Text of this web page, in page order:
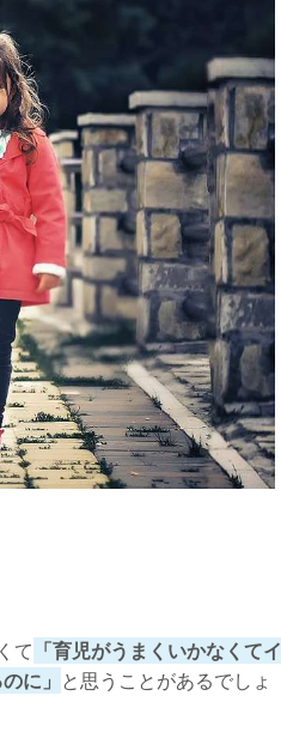
て 「育児がうまくいかなくてイ
に」 と思うことがあるでしょ